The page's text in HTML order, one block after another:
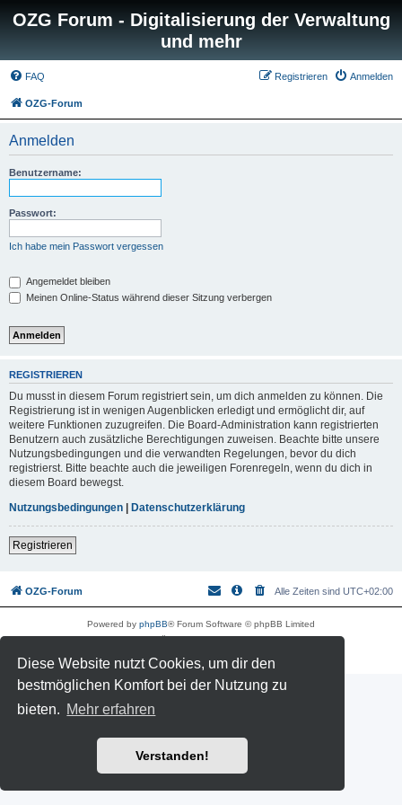
Diese Website nutzt Cookies, um dir den
bestmöglichen Komfort bei der Nutzung zu
bieten. Mehr erfahren
Verstanden!
OZG Forum - Digitalisierung der Verwaltung
und mehr
FAQ Anmelden
Registrieren
OZG-Forum
Anmelden
Benutzername:
Passwort:
Ich habe mein Passwort vergessen
Angemeldet bleiben
Meinen Online-Status während dieser Sitzung verbergen
REGISTRIEREN
Du musst in diesem Forum registriert sein, um dich anmelden zu können. Die
Registrierung ist in wenigen Augenblicken erledigt und ermöglicht dir, auf
weitere Funktionen zuzugreifen. Die Board-Administration kann registrierten
Benutzern auch zusätzliche Berechtigungen zuweisen. Beachte bitte unsere
Nutzungsbedingungen und die verwandten Regelungen, bevor du dich
registrierst. Bitte beachte auch die jeweiligen Forenregeln, wenn du dich in
diesem Board bewegst.
Nutzungsbedingungen | Datenschutzerklärung
Registrieren
OZG-Forum Alle Zeiten sind UTC+02:00
Powered by phpBB® Forum Software © phpBB Limited
Datenschutz |Nutzungsbedingungen